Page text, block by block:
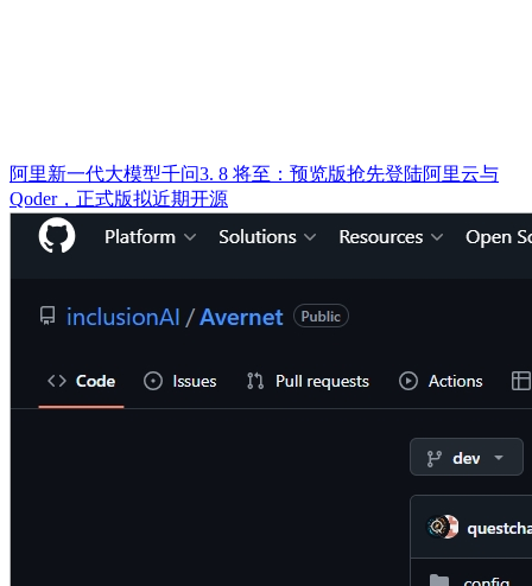
阿里新一代大模型千问3. 8 将至：预览版抢先登陆阿里云与
Qoder，正式版拟近期开源